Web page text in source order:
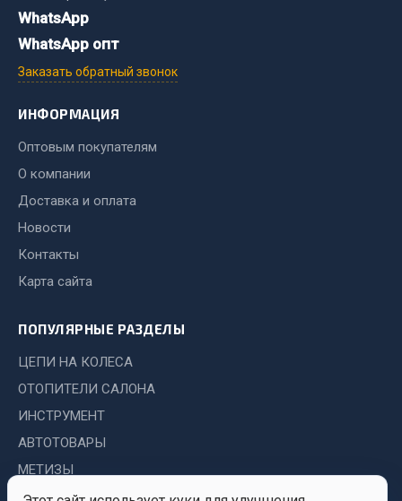
Весь раздел
Система выпуска газа
Система охлаждения
Сцепление
Тормозная система
Весь раздел
Запчасти ЯМЗ
Система питания
WhatsApp
WhatsApp опт
Заказать обратный звонок
ИНФОРМАЦИЯ
Оптовым покупателям
О компании
Доставка и оплата
Новости
Контакты
Карта сайта
ПОПУЛЯРНЫЕ РАЗДЕЛЫ
ЦЕПИ НА КОЛЕСА
ОТОПИТЕЛИ САЛОНА
ИНСТРУМЕНТ
АВТОТОВАРЫ
МЕТИЗЫ